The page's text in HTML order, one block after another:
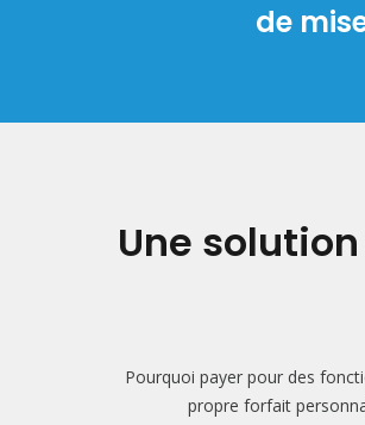
de
Une
Pourquoi payer pour des
propre forfait